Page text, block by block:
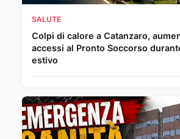
SALUTE
Colpi di calore a Catanzaro,
accessi al Pronto Soccorso
estivo